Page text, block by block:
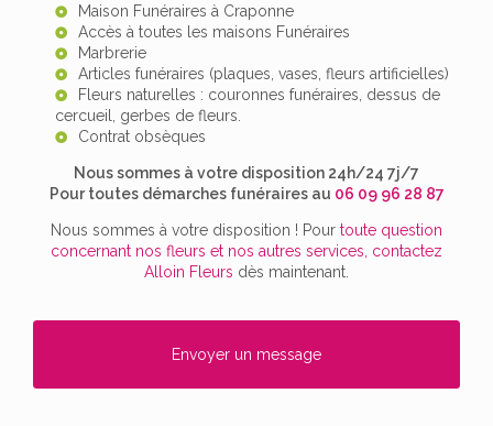
Maison Funéraires à Craponne
Accès à toutes les maisons Funéraires
Marbrerie
Articles funéraires (plaques, vases, fleurs artificielles)
Fleurs naturelles : couronnes funéraires, dessus de
cercueil, gerbes de fleurs.
Contrat obsèques
Nous sommes à votre disposition 24h/24 7j/7
Pour toutes démarches funéraires au 06 09 96 28 87
Nous sommes à votre disposition ! Pour toute question
concernant nos fleurs et nos autres services, contactez
Alloin Fleurs dès maintenant.
Envoyer un message